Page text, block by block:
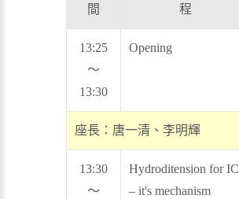
間
程
13:25
～
13:30
Opening
座長：唐一清、李明輝
13:30
～
Hydroditension for IC
– it's mechanism